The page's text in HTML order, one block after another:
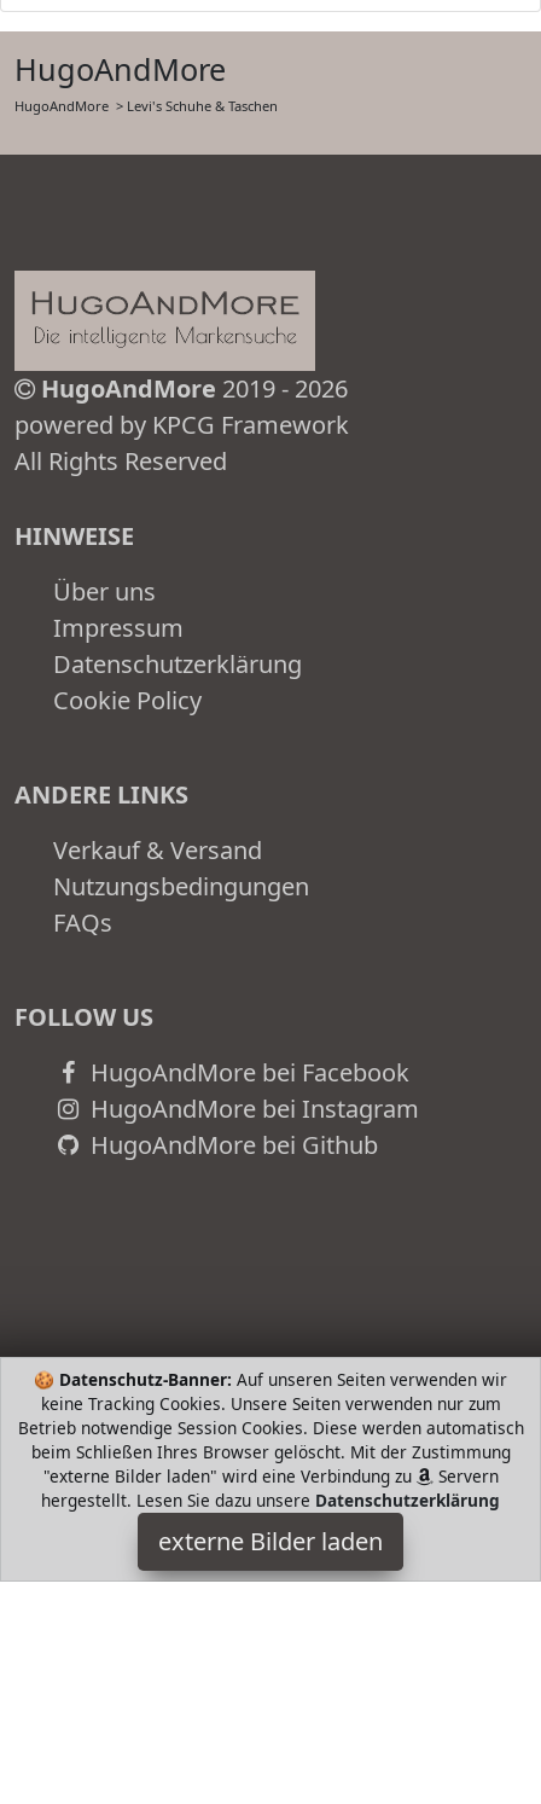
HugoAndMore
HugoAndMore > Levi's Schuhe & Taschen
🍪 Datenschutz-Banner: Auf unseren Seiten verwenden wir
keine Tracking Cookies. Unsere Seiten verwenden nur zum
Betrieb notwendige Session Cookies. Diese werden automatisch
beim Schließen Ihres Browser gelöscht. Mit der Zustimmung
"externe Bilder laden" wird eine Verbindung zu
Servern
hergestellt. Lesen Sie dazu unsere Datenschutzerklärung
externe Bilder laden
HugoAndMore 2019 - 2026
powered by KPCG Framework
All Rights Reserved
HINWEISE
Über uns
Impressum
Datenschutzerklärung
Cookie Policy
ANDERE LINKS
Verkauf & Versand
Nutzungsbedingungen
FAQs
FOLLOW US
HugoAndMore bei Facebook
HugoAndMore bei Instagram
HugoAndMore bei Github
HugoAndMore
HugoAndHome - die intelligente Suche nach Bestsellern von
beliebten Markenherstellern. Hugo Boss, Tommy Hilfiger,
Prada, Levis, Werangler, Tamaris, Riecker, Jack Wolfkin mund
mehr